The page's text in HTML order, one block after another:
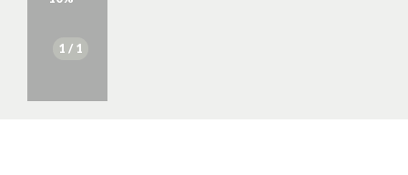
1 / 1